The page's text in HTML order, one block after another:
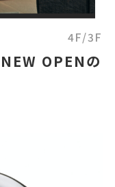
4F/3F
OPENの